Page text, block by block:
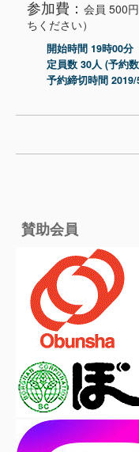
参加費： 会員 500
ちください）
開始時間 19時00分
定員数 30人 (予約
予約締切時間
賛助会員